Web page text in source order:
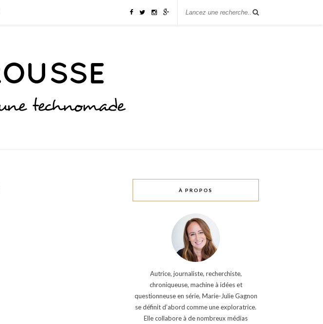
À PROPOS
Autrice, journaliste, recherchiste,
chroniqueuse, machine à idées et
questionneuse en série, Marie-Julie Gagnon
se définit d’abord comme une exploratrice.
Elle collabore à de nombreux médias